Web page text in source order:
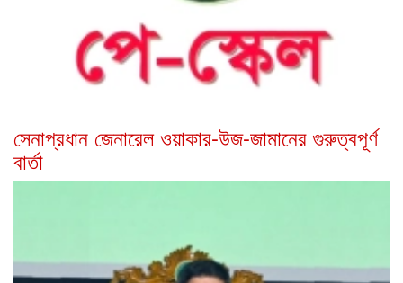
সেনাপ্রধান জেনারেল ওয়াকার-উজ-জামানের গুরুত্বপূর্ণ
বার্তা